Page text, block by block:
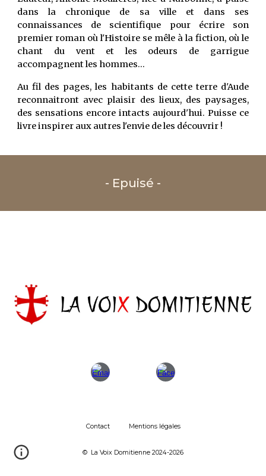
dans la chronique de sa ville et dans ses
connaissances de scientifique pour écrire son
premier roman où l'Histoire se mêle à la fiction, où le
chant du vent et les odeurs de garrigue
accompagnent les hommes...
Au fil des pages, les habitants de cette terre d'Aude
reconnaitront avec plaisir des lieux, des paysages,
des sensations encore intacts aujourd'hui. Puisse ce
livre inspirer aux autres l'envie de les découvrir !
- Epuisé -
Contact Mentions légales
© La Voix Domitienne 2024-2026